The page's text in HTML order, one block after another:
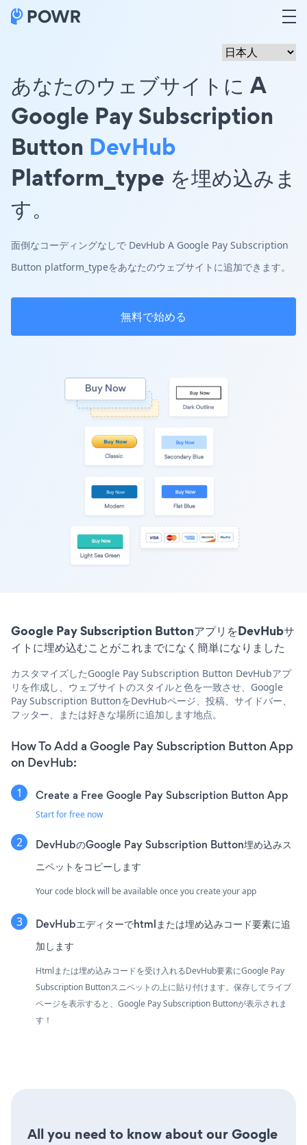
あなたのウェブサイトに A
Google Pay Subscription
Button DevHub
Platform_type を埋め込みま
す。
面倒なコーディングなしで DevHub A Google Pay Subscription
Button platform_typeをあなたのウェブサイトに追加できます。
無料で始める
Google Pay Subscription ButtonアプリをDevHubサ
イトに埋め込むことがこれまでになく簡単になりました
カスタマイズしたGoogle Pay Subscription Button DevHubアプ
リを作成し、ウェブサイトのスタイルと色を一致させ、Google
Pay Subscription ButtonをDevHubページ、投稿、サイドバー、
フッター、または好きな場所に追加します地点。
How To Add a Google Pay Subscription Button App
on DevHub:
Create a Free Google Pay Subscription Button App
Start for free now
DevHubのGoogle Pay Subscription Button埋め込みス
ニペットをコピーします
Your code block will be available once you create your app
DevHubエディターでhtmlまたは埋め込みコード要素に追
加します
Htmlまたは埋め込みコードを受け入れるDevHub要素にGoogle Pay
Subscription Buttonスニペットの上に貼り付けます。保存してライブ
ページを表示すると、Google Pay Subscription Buttonが表示されま
す！
All you need to know about our Google